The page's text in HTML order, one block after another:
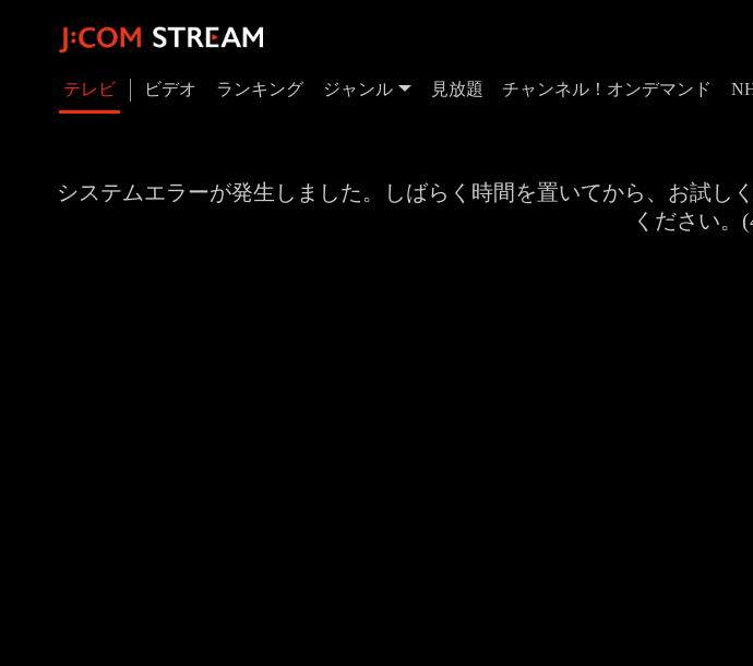
テレビ ビデオ ランキング ジャンル 見放題 チャンネル！オンデマンド
システムエラーが発生しました。しばらく時間を置いてから、お試
ください。